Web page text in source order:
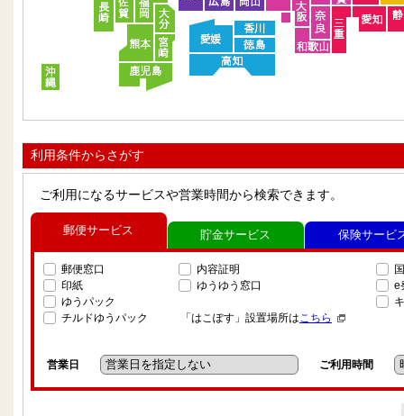
利用条件からさがす
ご利用になるサービスや営業時間から検索できます。
郵便サービス
郵便窓口
印紙
ゆうパック
チルドゆうパック
内容証明
ゆうゆう窓口
「はこぽす」設置場所はこちら
e
営業日 ご利用時間
貯金サービス 保険サービ